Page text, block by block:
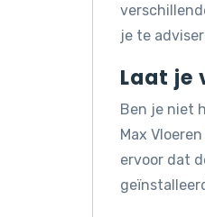
je te
Laat je
Ben je niet
Max
ervoor dat